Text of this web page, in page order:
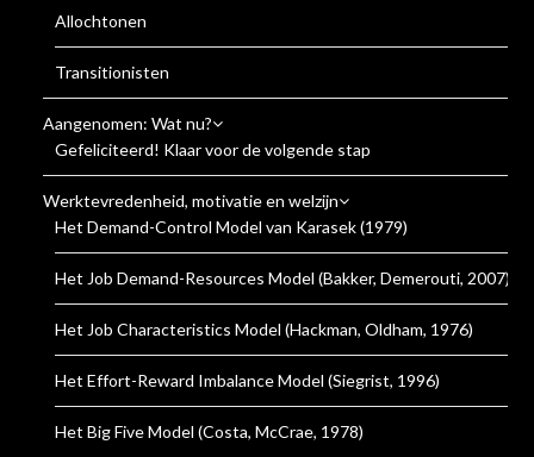
Allochtonen
Transitionisten
Aangenomen: Wat nu?
Gefeliciteerd! Klaar voor de volgende stap
Werktevredenheid, motivatie en welzijn
Het Demand-Control Model van Karasek (1979)
Het Job Demand-Resources Model (Bakker, Demerouti, 2007)
Het Job Characteristics Model (Hackman, Oldham, 1976)
Het Effort-Reward Imbalance Model (Siegrist, 1996)
Het Big Five Model (Costa, McCrae, 1978)